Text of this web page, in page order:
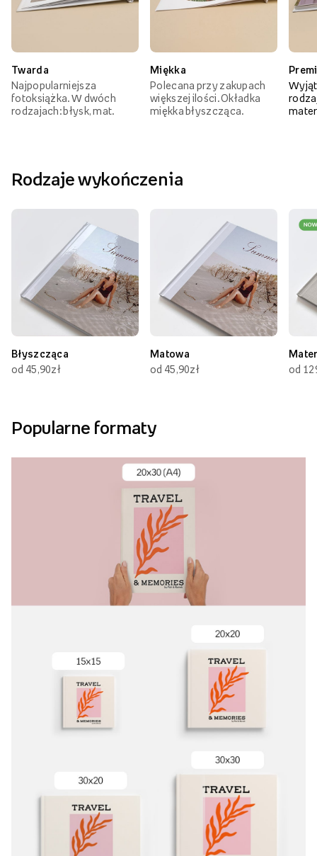
Twarda
Najpopularniejsza
fotoksiążka. W dwóch
rodzajach: błysk, mat.
Miękka
Polecana przy zakupach
większej ilości. Okładka
miękka błyszcząca.
Rodzaje wykończenia
Błyszcząca
od 45,90zł
Matowa
od 45,90zł
od
Popularne formaty